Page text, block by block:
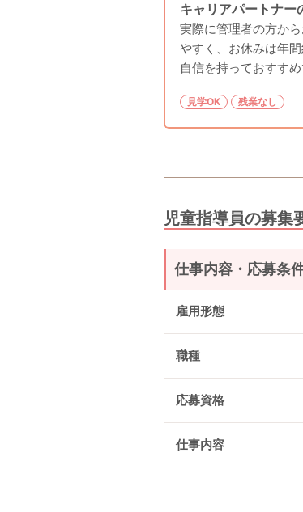
キャリアパートナー
実際に管理者の方か
やすく、お休みは年
自信を持っておすすめ
見学OK 残業なし
児童指導員の募集
仕事内容・応募条
雇用形態
職種
応募資格
仕事内容